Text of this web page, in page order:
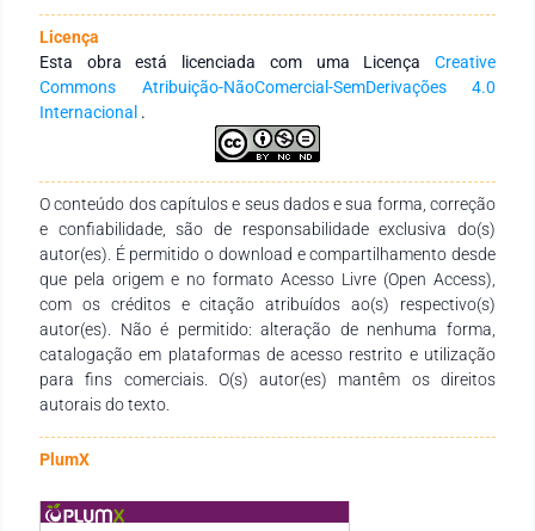
pesquisa que tenham a finalidade de fomentar a formação
continuada dos profissionais da educação, por meio da
produção e socialização de conhecimentos das diversas
áreas do Saberes. Agradecemos aos autores pelo empenho,
disponibilidade e dedicação para o desenvolvimento e
conclusão dessa obra. Esperamos também que esta obra
sirva de instrumento didático-pedagógico para estudantes,
professores dos diversos níveis de ensino em seus trabalhos e
demais interessados pela temática.
Licença
Esta obra está licenciada com uma Licença Creative
Commons Atribuição-NãoComercial-SemDerivações 4.0
Internacional .
O conteúdo dos capítulos e seus dados e sua forma, correção
e confiabilidade, são de responsabilidade exclusiva do(s)
autor(es). É permitido o download e compartilhamento desde
que pela origem e no formato Acesso Livre (Open Access),
com os créditos e citação atribuídos ao(s) respectivo(s)
autor(es). Não é permitido: alteração de nenhuma forma,
catalogação em plataformas de acesso restrito e utilização
para fins comerciais. O(s) autor(es) mantêm os direitos
autorais do texto.
PlumX